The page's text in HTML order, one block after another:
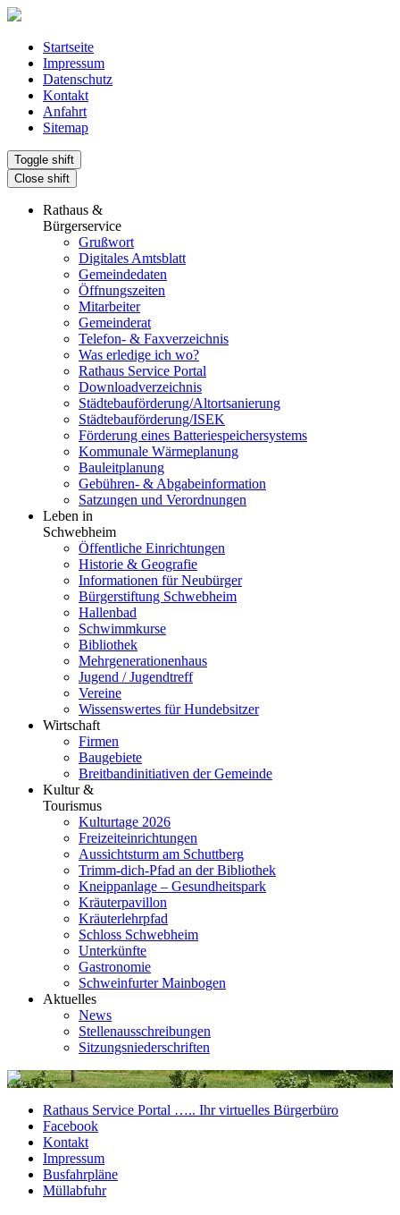
Startseite
Impressum
Datenschutz
Kontakt
Anfahrt
Sitemap
Toggle shift
Close shift
Rathaus &
Bürgerservice
Grußwort
Digitales Amtsblatt
Gemeindedaten
Öffnungszeiten
Mitarbeiter
Gemeinderat
Telefon- & Faxverzeichnis
Was erledige ich wo?
Rathaus Service Portal
Downloadverzeichnis
Städtebauförderung/Altortsanierung
Städtebauförderung/ISEK
Förderung eines Batteriespeichersystems
Kommunale Wärmeplanung
Bauleitplanung
Gebühren- & Abgabeinformation
Satzungen und Verordnungen
Leben in
Schwebheim
Öffentliche Einrichtungen
Historie & Geografie
Informationen für Neubürger
Bürgerstiftung Schwebheim
Hallenbad
Schwimmkurse
Bibliothek
Mehrgenerationenhaus
Jugend / Jugendtreff
Vereine
Wissenswertes für Hundebsitzer
Wirtschaft
Firmen
Baugebiete
Breitbandinitiativen der Gemeinde
Kultur &
Tourismus
Kulturtage 2026
Freizeiteinrichtungen
Aussichtsturm am Schuttberg
Trimm-dich-Pfad an der Bibliothek
Kneippanlage – Gesundheitspark
Kräuterpavillon
Kräuterlehrpfad
Schloss Schwebheim
Unterkünfte
Gastronomie
Schweinfurter Mainbogen
Aktuelles
News
Stellenausschreibungen
Sitzungsniederschriften
Rathaus Service Portal ….. Ihr virtuelles Bürgerbüro
Facebook
Kontakt
Impressum
Busfahrpläne
Müllabfuhr